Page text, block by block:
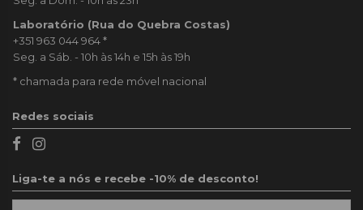
Laboratório (Rua do Quebra Costas)
+351 963 044 964*
Seg. a Sáb. - 10h às 14h e 15h às 19h
* chamada para rede móvel nacional
Redes sociais
Liga-te a nós e recebe -10% de desconto!